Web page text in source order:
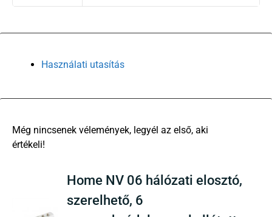
Használati utasítás
Home NV 06 hálózati elosztó,
szerelhető, 6